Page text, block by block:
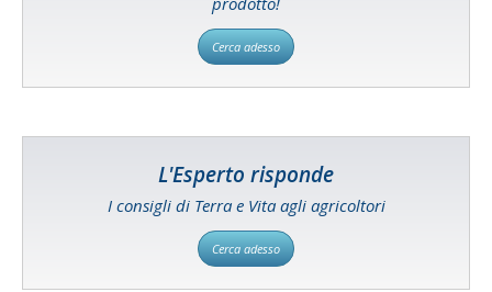
Cerca adesso
L'Esperto risponde
I consigli di Terra e Vita agli agricoltori
Cerca adesso